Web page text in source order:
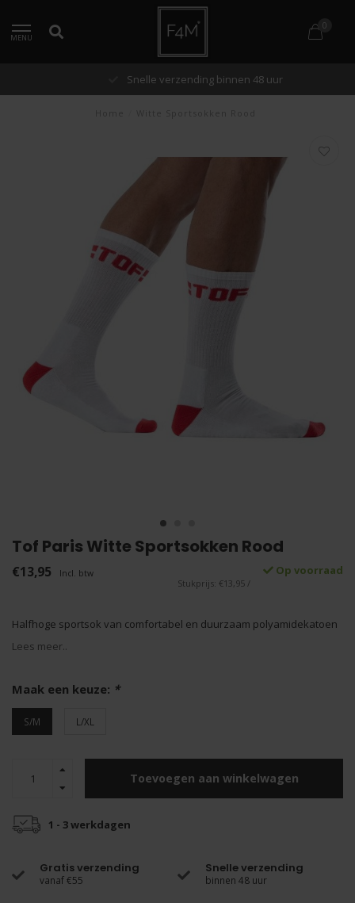
MENU
0
Snelle verzending binnen 48 uur
Tof Paris Witte Sportsokken Rood
€13,95 Incl. btw Op voorraad
Stukprijs: €13,95 /
Halfhoge sportsok van comfortabel en duurzaam polyamidekatoen
Lees meer..
Maak een keuze: *
S/M L/XL
Toevoegen aan winkelwagen
1 - 3 werkdagen
Gratis verzending
vanaf €55
Snelle verzending
binnen 48 uur